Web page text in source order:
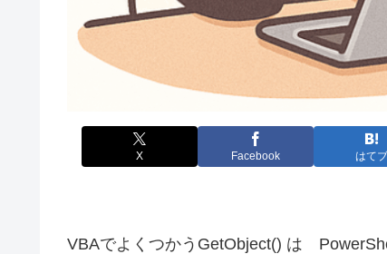
X Facebook はてブ
VBAでよくつかうGetObject() は